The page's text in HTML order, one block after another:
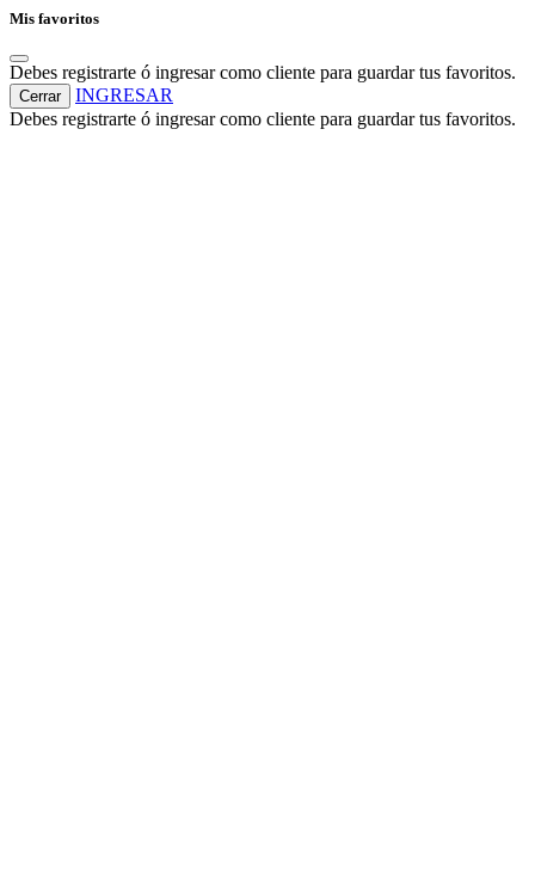
Mis favoritos
Debes registrarte ó ingresar como cliente para guardar tus favoritos.
Cerrar
INGRESAR
Debes registrarte ó ingresar como cliente para guardar tus favoritos.